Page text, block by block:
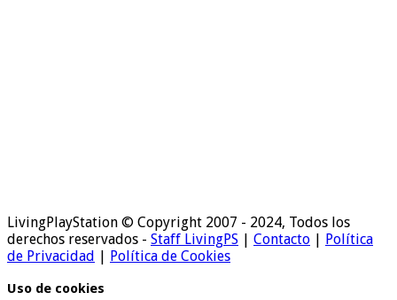
LivingPlayStation © Copyright 2007 - 2024, Todos los
derechos reservados - Staff LivingPS | Contacto | Política
de Privacidad | Política de Cookies
Uso de cookies